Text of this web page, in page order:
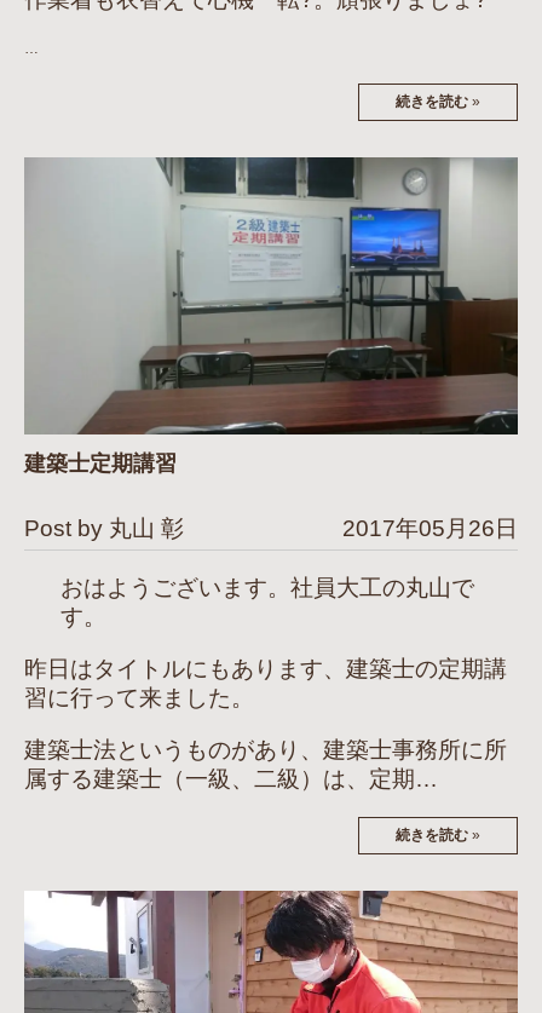
…
続きを読む »
建築士定期講習
Post by 丸山 彰 2017年05月26日
おはようございます。社員大工の丸山で
す。
昨日はタイトルにもあります、建築士の定期講
習に行って来ました。
建築士法というものがあり、建築士事務所に所
属する建築士（一級、二級）は、定期…
続きを読む »